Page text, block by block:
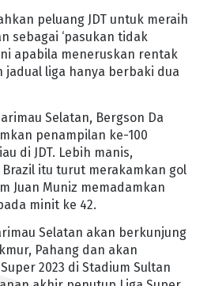
peluang JDT untuk meraih
sebagai ‘pasukan tidak
apabila meneruskan rentak
jadual liga hanya berbaki dua
Selatan, Bergson Da
penampilan ke-100
di JDT. Lebih manis,
itu turut merakamkan gol
Juan Muniz memadamkan
minit ke 42.
Selatan akan berkunjung
Pahang dan akan
2023 di Stadium Sultan